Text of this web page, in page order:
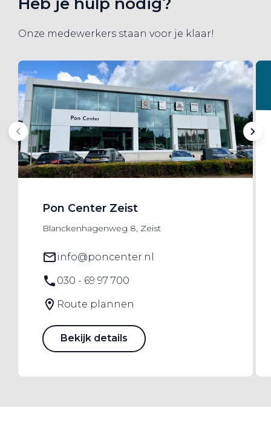
Onze medewerkers staan voor je klaar!
Pon Center Zeist
Blanckenhagenweg 8, Zeist
info@poncenter.nl
030 - 69 97 700
Route plannen
Bekijk details